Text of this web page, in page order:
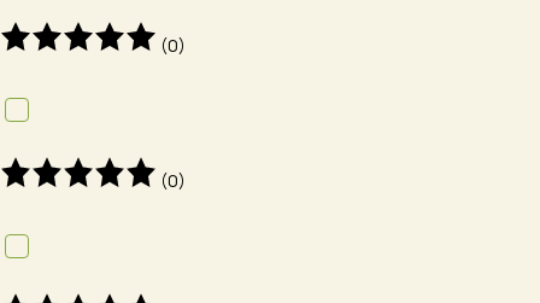
(0)
(0)